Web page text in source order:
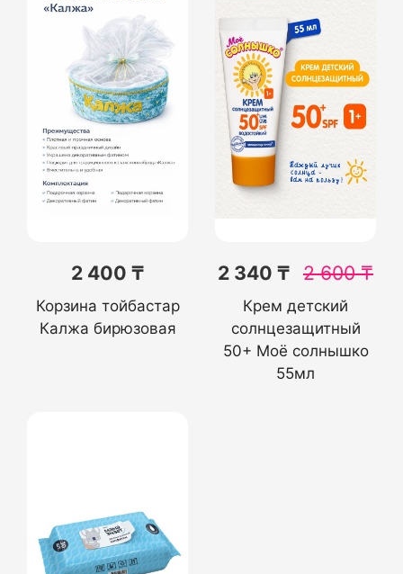
2 400 ₸
Корзина тойбастар
Калжа бирюзовая
2 340 ₸ 2 600₸
Крем детский
солнцезащитный
50+ Моё солнышко
55мл